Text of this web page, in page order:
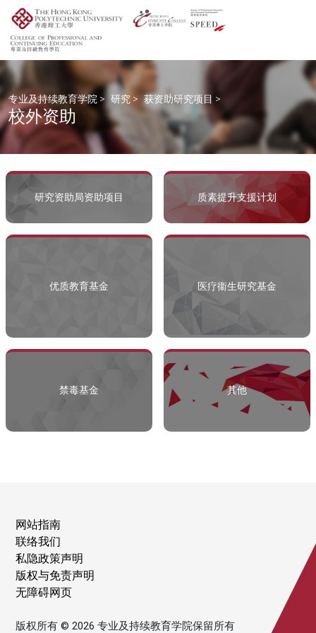
专业及持续教育学院 > 研究 > 获资助研究项目 >
校外资助
研究资助局资助项目 质素提升支援计划
优质教育基金 医疗衞生研究基金
禁毒基金 其他
网站指南
联络我们
私隐政策声明
版权与免责声明
无障碍网页
版权所有 © 2026 专业及持续教育学院保留所有